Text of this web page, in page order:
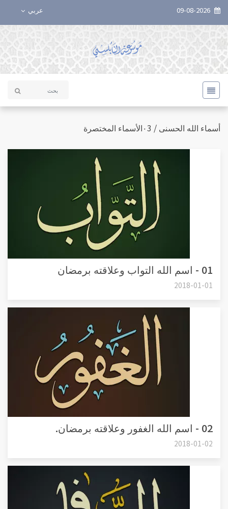
عربي
أسماء الله الحسنى / ٠3الأسماء المختصرة
01 - اسم الله التواب وعلاقته برمضان
2018-01-01
02 - اسم الله الغفور وعلاقته برمضان.
2018-01-02